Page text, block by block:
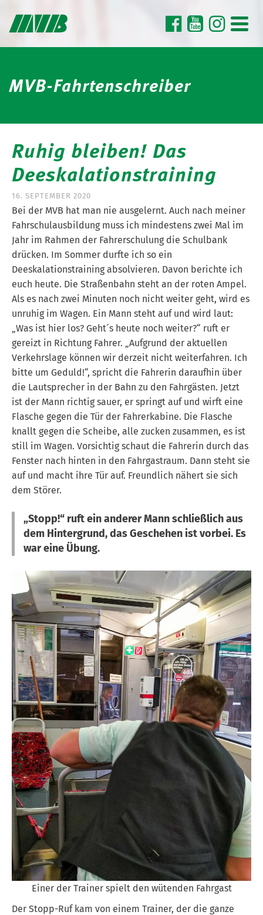
MVB-Fahrtenschreiber
Ruhig bleiben! Das
Deeskalationstraining
16. SEPTEMBER 2020
Bei der MVB hat man nie ausgelernt. Auch nach meiner
Fahrschulausbildung muss ich mindestens zwei Mal im
Jahr im Rahmen der Fahrerschulung die Schulbank
drücken. Im Sommer durfte ich so ein
Deeskalationstraining absolvieren. Davon berichte ich
euch heute. Die Straßenbahn steht an der roten Ampel.
Als es nach zwei Minuten noch nicht weiter geht, wird es
unruhig im Wagen. Ein Mann steht auf und wird laut:
„Was ist hier los? Geht´s heute noch weiter?“ ruft er
gereizt in Richtung Fahrer. „Aufgrund der aktuellen
Verkehrslage können wir derzeit nicht weiterfahren. Ich
bitte um Geduld!“, spricht die Fahrerin daraufhin über
die Lautsprecher in der Bahn zu den Fahrgästen. Jetzt
ist der Mann richtig sauer, er springt auf und wirft eine
Flasche gegen die Tür der Fahrerkabine. Die Flasche
knallt gegen die Scheibe, alle zucken zusammen, es ist
still im Wagen. Vorsichtig schaut die Fahrerin durch das
Fenster nach hinten in den Fahrgastraum. Dann steht sie
auf und macht ihre Tür auf. Freundlich nähert sie sich
dem Störer.
„Stopp!“ ruft ein anderer Mann schließlich aus
dem Hintergrund, das Geschehen ist vorbei. Es
war eine Übung.
Einer der Trainer spielt den wütenden Fahrgast
Der Stopp-Ruf kam von einem Trainer, der die ganze